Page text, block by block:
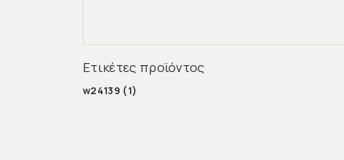
Ετικέτες προϊόντος
w24139 (1)